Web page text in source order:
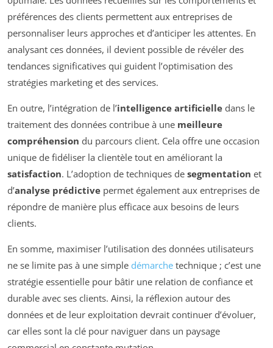
préférences des clients permettent aux entreprises de
personnaliser leurs approches et d’anticiper les attentes. En
analysant ces données, il devient possible de révéler des
tendances significatives qui guident l’optimisation des
stratégies marketing et des services.
En outre, l’intégration de l’intelligence artificielle dans le
traitement des données contribue à une meilleure
compréhension du parcours client. Cela offre une occasion
unique de fidéliser la clientèle tout en améliorant la
satisfaction. L’adoption de techniques de segmentation et
d’analyse prédictive permet également aux entreprises de
répondre de manière plus efficace aux besoins de leurs
clients.
En somme, maximiser l’utilisation des données utilisateurs
ne se limite pas à une simple démarche technique ; c’est une
stratégie essentielle pour bâtir une relation de confiance et
durable avec ses clients. Ainsi, la réflexion autour des
données et de leur exploitation devrait continuer d’évoluer,
car elles sont la clé pour naviguer dans un paysage